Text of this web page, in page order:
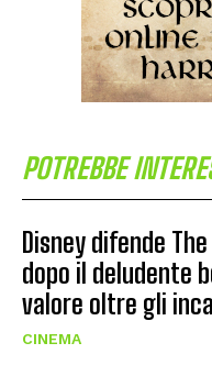
POTREBBE
Disney difende
dopo il deludente
valore oltre gli
CINEMA